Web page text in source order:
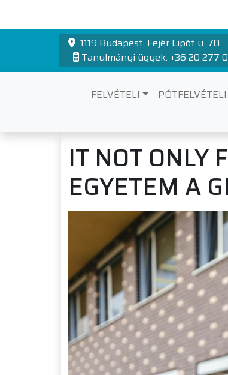
1119 Budapest, Fejér Lipót u. 70.
Tanulmányi ügyek: +36 20 277
FELVÉTELI PÓTFELVÉTELI
IT NOT ONLY
EGYETEM A